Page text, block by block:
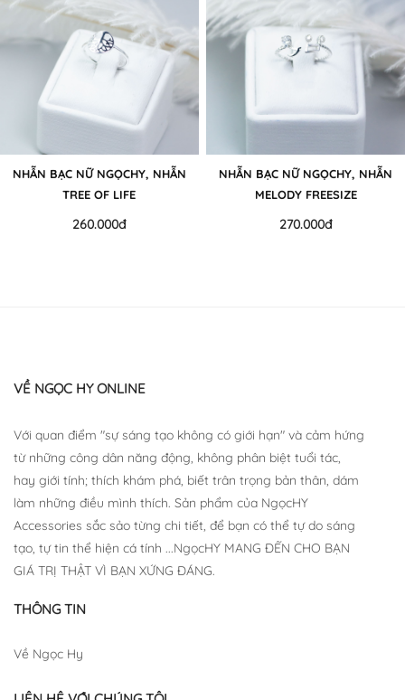
NHẪN BẠC NỮ NGỌCHY, NHẪN
TREE OF LIFE
260.000đ
NHẪN BẠC NỮ NGỌCHY, NHẪN
MELODY FREESIZE
270.000đ
VỀ NGỌC HY ONLINE
Với quan điểm "sự sáng tạo không có giới hạn" và cảm hứng
từ những công dân năng động, không phân biệt tuổi tác,
hay giới tính; thích khám phá, biết trân trọng bản thân, dám
làm những điều mình thích. Sản phẩm của NgọcHY
Accessories sắc sảo từng chi tiết, để bạn có thể tự do sáng
tạo, tự tin thể hiện cá tính ...NgọcHY MANG ĐẾN CHO BẠN
GIÁ TRỊ THẬT VÌ BẠN XỨNG ĐÁNG.
THÔNG TIN
Về Ngọc Hy